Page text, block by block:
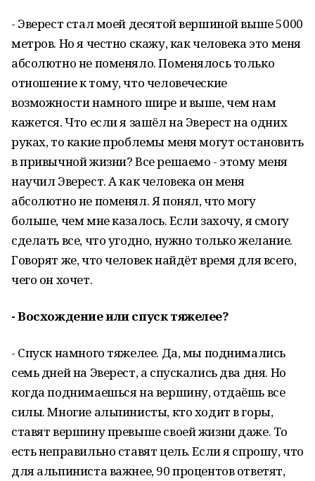
- Эверест стал моей десятой вершиной выше 5000
метров. Но я честно скажу, как человека это меня
абсолютно не поменяло. Поменялось только
отношение к тому, что человеческие
возможности намного шире и выше, чем нам
кажется. Что если я зашёл на Эверест на одних
руках, то какие проблемы меня могут остановить
в привычной жизни? Все решаемо - этому меня
научил Эверест. А как человека он меня
абсолютно не поменял. Я понял, что могу
больше, чем мне казалось. Если захочу, я смогу
сделать все, что угодно, нужно только желание.
Говорят же, что человек найдёт время для всего,
чего он хочет.
- Восхождение или спуск тяжелее?
- Спуск намного тяжелее. Да, мы поднимались
семь дней на Эверест, а спускались два дня. Но
когда поднимаешься на вершину, отдаёшь все
силы. Многие альпинисты, кто ходит в горы,
ставят вершину превыше своей жизни даже. То
есть неправильно ставят цель. Если я спрошу, что
для альпиниста важнее, 90 процентов ответят,